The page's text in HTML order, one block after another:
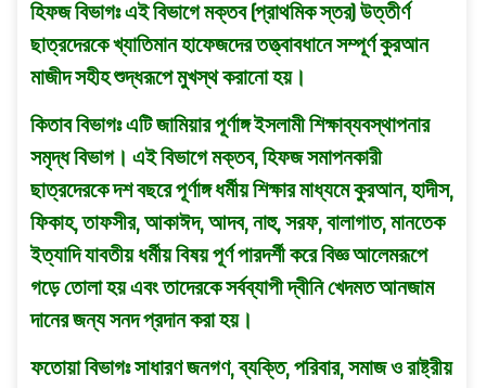
হিফজ বিভাগঃ এই বিভাগে মক্তব (প্রাথমিক স্তর) উত্তীর্ণ
ছাত্রদেরকে খ্যাতিমান হাফেজদের তত্ত্বাবধানে সম্পূর্ণ কুরআন
মাজীদ সহীহ শুদ্ধরূপে মুখস্থ করানাে হয়।
কিতাব বিভাগঃ এটি জামিয়ার পূর্ণাঙ্গ ইসলামী শিক্ষাব্যবস্থাপনার
সমৃদ্ধ বিভাগ। এই বিভাগে মক্তব, হিফজ সমাপনকারী
ছাত্রদেরকে দশ বছরে পূর্ণাঙ্গ ধর্মীয় শিক্ষার মাধ্যমে কুরআন, হাদীস,
ফিকাহ, তাফসীর, আকাঈদ, আদব, নাহু, সরফ, বালাগাত, মানতেক
ইত্যাদি যাবতীয় ধর্মীয় বিষয় পূর্ণ পারদর্শী করে বিজ্ঞ আলেমরূপে
গড়ে তােলা হয় এবং তাদেরকে সর্বব্যাপী দ্বীনি খেদমত আনজাম
দানের জন্য সনদ প্রদান করা হয়।
ফতােয়া বিভাগঃ সাধারণ জনগণ, ব্যক্তি, পরিবার, সমাজ ও রাষ্ট্রীয়